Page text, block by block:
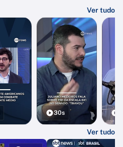
Ver tudo
30s
Ver tudo